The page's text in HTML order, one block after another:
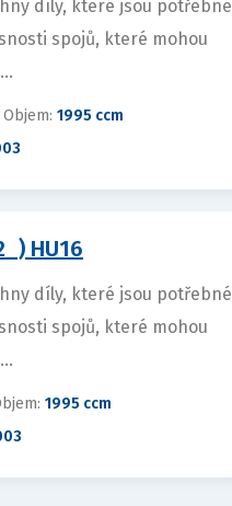
díly, které jsou potřebné
spojů, které mohou
Objem: 1995 ccm
HU16
díly, které jsou potřebné
spojů, které mohou
1995 ccm